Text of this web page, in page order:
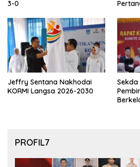
3-0
Jeffry Sentana Nakhodai
KORMI Langsa 2026-2030
Sekda
PROFIL7